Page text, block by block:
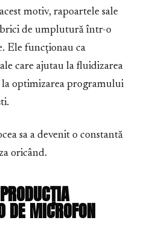
motiv, rapoartele sale
de umplutură într-o
Ele funcționau ca
care ajutau la fluidizarea
optimizarea programului
sa a devenit o constantă
oricând.
DE MICROFON